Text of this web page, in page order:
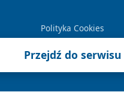
Polityka Cookies
Przejdź do serwisu